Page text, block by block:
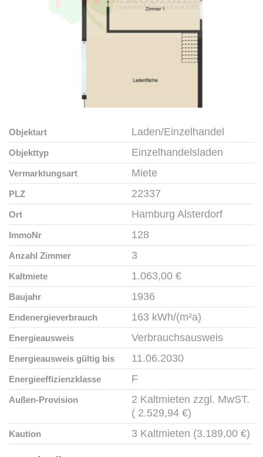
Objektart Laden/Einzelhandel
Objekttyp Einzelhandelsladen
Vermarktungsart Miete
PLZ 22337
Ort Hamburg Alsterdorf
ImmoNr 128
Anzahl Zimmer 3
Kaltmiete 1.063,00 €
Baujahr 1936
Endenergieverbrauch 163 kWh/(m²a)
Energieausweis Verbrauchsausweis
Energieausweis gültig bis 11.06.2030
Energieeffizienzklasse F
Außen-Provision
2 Kaltmieten zzgl. MwST.
( 2.529,94 €)
Kaution 3 Kaltmieten (3.189,00 €)